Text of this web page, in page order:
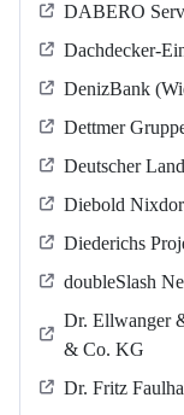
DABERO
Dachdecker-
DenizBank
Dettmer
Deutscher
Diebold
Diederichs
doubleSlash
Dr. Ellwanger
& Co. KG
Dr. Fritz